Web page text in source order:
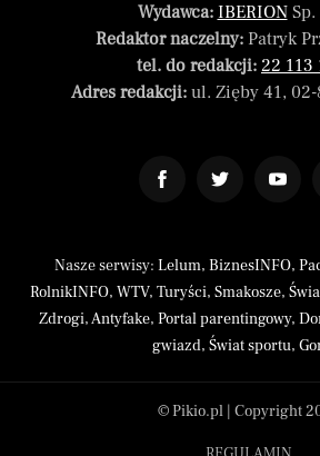
Wydawca: IBERIONSp.
Redaktor naczelny:Patryk
tel. do redakcji: 22 113
Adres redakcji:ul. Zięby 41, 02-
Nasze serwisy: Lelum, BiznesINFO,
RolnikINFO, WTV, Turyści, Smakosze,
Zdrogi,Antyfake, Portal parentingowy,
gwiazd, Świat sportu,
© Pikio.pl | Copyright